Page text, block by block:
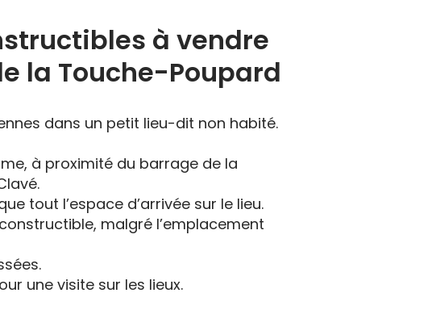
à vendre
la Touche-Poupard
dans un petit lieu-dit non habité.
à proximité du barrage de la
tout l’espace d’arrivée sur le lieu.
malgré l’emplacement
une visite sur les lieux.